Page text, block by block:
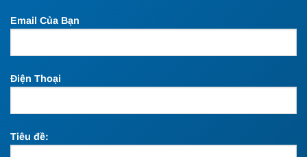
Email Của Bạn
Điện Thoại
Tiêu đề: